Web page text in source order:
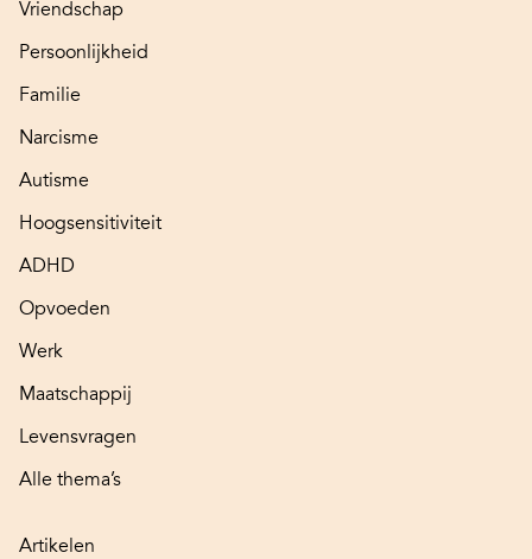
Vriendschap
Persoonlijkheid
Familie
Narcisme
Autisme
Hoogsensitiviteit
ADHD
Opvoeden
Werk
Maatschappij
Levensvragen
Alle thema’s
Artikelen